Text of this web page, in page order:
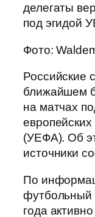
делегаты
под эгидой
Фото:
Российские
ближайшем
на матчах
(УЕФА). Об
источники
По
футбольный
года